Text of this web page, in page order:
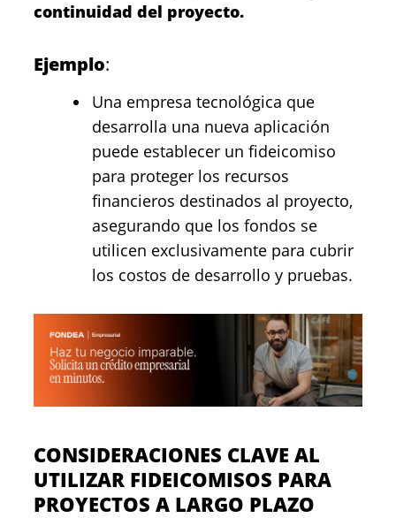
continuidad del proyecto.
Ejemplo:
Una empresa tecnológica que
desarrolla una nueva aplicación
puede establecer un fideicomiso
para proteger los recursos
financieros destinados al proyecto,
asegurando que los fondos se
utilicen exclusivamente para cubrir
los costos de desarrollo y pruebas.
CONSIDERACIONES CLAVE AL
UTILIZAR FIDEICOMISOS PARA
PROYECTOS A LARGO PLAZO